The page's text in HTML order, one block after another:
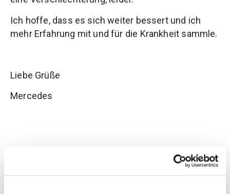
Ich hoffe, dass es sich weiter bessert und ich
mehr Erfahrung mit und für die Krankheit sammle.
Liebe Grüße
Mercedes